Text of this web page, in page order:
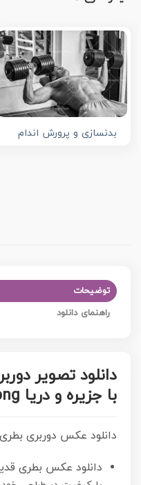
بدنسازی و پرورش اندام
توضیحات
راهنمای دانلود
دانلود تصویر
با جزیره و دریا png
دانلود عکس دوربری
دانلود عکس بطری